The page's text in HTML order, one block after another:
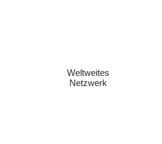
Weltweites
Netzwerk